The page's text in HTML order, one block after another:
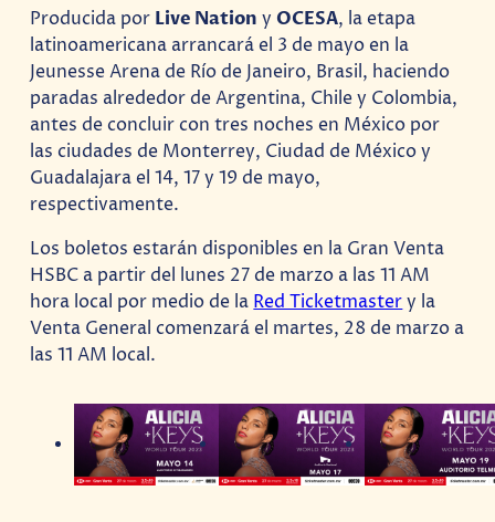
Producida por Live Nation y OCESA, la etapa
latinoamericana arrancará el 3 de mayo en la
Jeunesse Arena de Río de Janeiro, Brasil, haciendo
paradas alrededor de Argentina, Chile y Colombia,
antes de concluir con tres noches en México por
las ciudades de Monterrey, Ciudad de México y
Guadalajara el 14, 17 y 19 de mayo,
respectivamente.
Los boletos estarán disponibles en la Gran Venta
HSBC a partir del lunes 27 de marzo a las 11 AM
hora local por medio de la Red Ticketmastery la
Venta General comenzará el martes, 28 de marzo a
las 11 AM local.